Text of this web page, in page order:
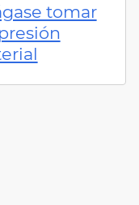
tomar